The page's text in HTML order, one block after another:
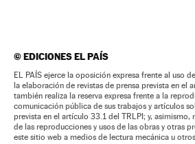
©EDICIONES EL PAÍS
EL PAÍS ejerce la oposición expresa frente al uso
la elaboración de revistas de prensa prevista en el
también realiza la reserva expresa frente a la
comunicación pública de sus trabajos y artículos
prevista en el artículo 33.1 del TRLPI; y, asimismo,
de las reproducciones y usos de las obras y otras
este sitio web a medios de lectura mecánica u